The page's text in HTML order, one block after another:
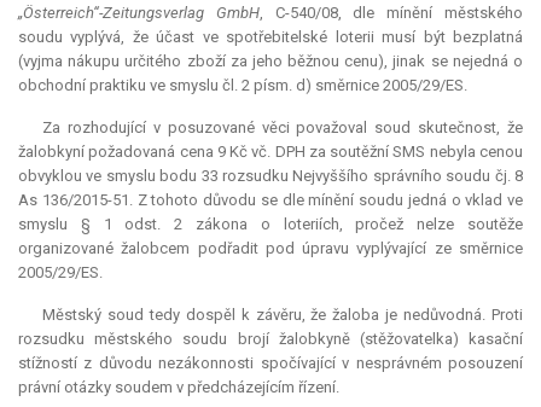
„Österreich“-Zeitungsverlag GmbH, C-540/08, dle mínění městského
soudu vyplývá, že účast ve spotřebitelské loterii musí být bezplatná
(vyjma nákupu určitého zboží za jeho běžnou cenu), jinak se nejedná o
obchodní praktiku ve smyslu čl. 2 písm. d) směrnice 2005/29/ES.
Za rozhodující v posuzované věci považoval soud skutečnost, že
žalobkyní požadovaná cena 9 Kč vč. DPH za soutěžní SMS nebyla cenou
obvyklou ve smyslu bodu 33 rozsudku Nejvyššího správního soudu čj. 8
As 136/2015-51. Z tohoto důvodu se dle mínění soudu jedná o vklad ve
smyslu § 1 odst. 2 zákona o loteriích, pročež nelze soutěže
organizované žalobcem podřadit pod úpravu vyplývající ze směrnice
2005/29/ES.
Městský soud tedy dospěl k závěru, že žaloba je nedůvodná. Proti
rozsudku městského soudu brojí žalobkyně (stěžovatelka) kasační
stížností z důvodu nezákonnosti spočívající v nesprávném posouzení
právní otázky soudem v předcházejícím řízení.